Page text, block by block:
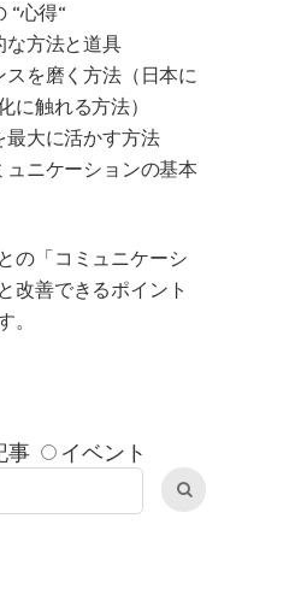
“心得“
な方法と道具
スを磨く方法（日本に
に触れる方法）
最大に活かす方法
ュニケーションの基本
の「コミュニケーシ
改善できるポイント
。
事 イベント